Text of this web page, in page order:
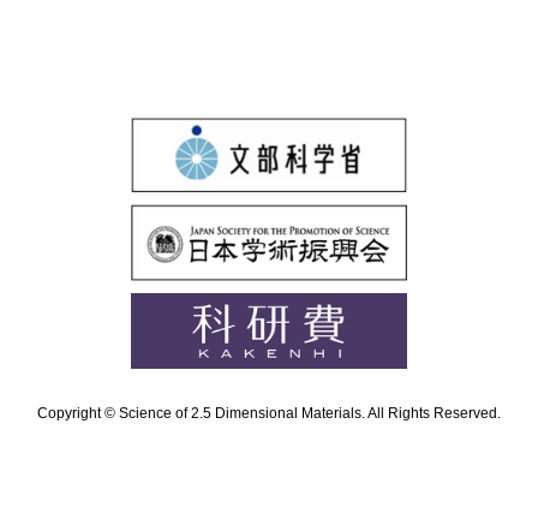
Copyright © Science of 2.5 Dimensional Materials. All Rights Reserved.